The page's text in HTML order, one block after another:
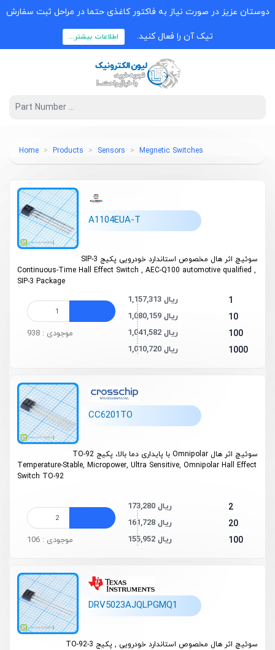
دوستان عزیز در صورت نیاز به فاکتور کاغذی حتما در مراحل ثبت سفارش
تیک آن را فعال کنید. اطلاعات بیشتر...
Home Products Sensors Megnetic Switches
A1104EUA-T
سوئیچ اثر هال مخصوص استاندارد خودرویی پکیج SIP-3
Continuous-Time Hall Effect Switch , AEC-Q100 automotive qualified ,
SIP-3 Package
1 1,157,313 ریال
10 1,080,159 ریال
100 1,041,582 ریال
1000 1,010,720 ریال
موجودی : 938
CC6201TO
سوئیچ اثر هال Omnipolar با پایداری دما بالا، پکیج TO-92
Temperature-Stable, Micropower, Ultra Sensitive, Omnipolar Hall Effect
Switch TO-92
2 173,280 ریال
20 161,728 ریال
100 155,952 ریال موجودی : 106
DRV5023AJQLPGMQ1
سوئیچ اثر هال مخصوص استاندارد خودرویی , پکیج TO-92-3